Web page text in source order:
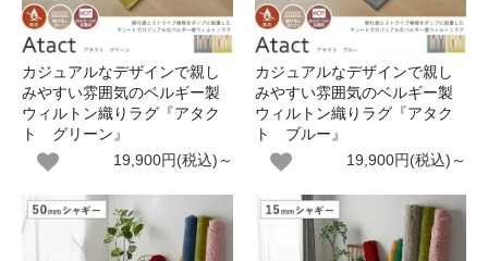
カジュアルなデザインで親し
みやすい雰囲気のベルギー製
ウィルトン織りラグ『アタク
ト グリーン』
19,900円(税込)～
カジュアルなデザインで親し
みやすい雰囲気のベルギー製
ウィルトン織りラグ『アタク
ト ブルー』
19,900円(税込)～